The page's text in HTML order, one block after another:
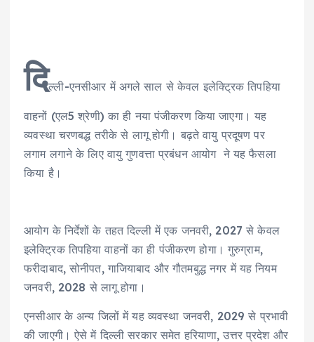
दिल्ली-एनसीआर में अगले साल से केवल इलेक्ट्रिक तिपहिया
वाहनों (एल5 श्रेणी) का ही नया पंजीकरण किया जाएगा। यह
व्यवस्था चरणबद्ध तरीके से लागू होगी। बढ़ते वायु प्रदूषण पर
लगाम लगाने के लिए वायु गुणवत्ता प्रबंधन आयोग ने यह फैसला
किया है।
आयोग के निर्देशों के तहत दिल्ली में एक जनवरी, 2027 से केवल
इलेक्ट्रिक तिपहिया वाहनों का ही पंजीकरण होगा। गुरुग्राम,
फरीदाबाद, सोनीपत, गाजियाबाद और गौतमबुद्ध नगर में यह नियम
जनवरी, 2028 से लागू होगा।
एनसीआर के अन्य जिलों में यह व्यवस्था जनवरी, 2029 से प्रभावी
की जाएगी। ऐसे में दिल्ली सरकार समेत हरियाणा, उत्तर प्रदेश और